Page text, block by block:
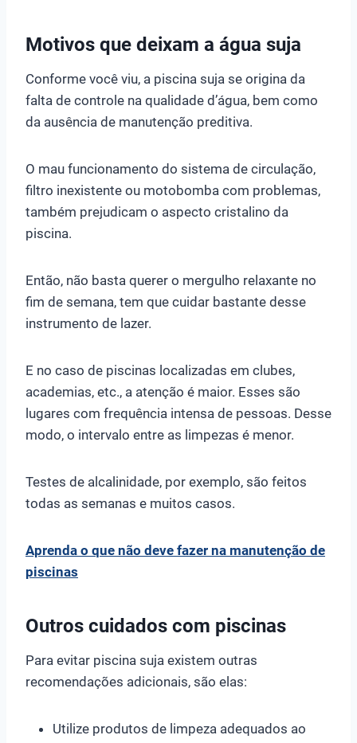
Motivos que deixam a água suja
Conforme você viu, a piscina suja se origina da
falta de controle na qualidade d’água, bem como
da ausência de manutenção preditiva.
O mau funcionamento do sistema de circulação,
filtro inexistente ou motobomba com problemas,
também prejudicam o aspecto cristalino da
piscina.
Então, não basta querer o mergulho relaxante no
fim de semana, tem que cuidar bastante desse
instrumento de lazer.
E no caso de piscinas localizadas em clubes,
academias, etc., a atenção é maior. Esses são
lugares com frequência intensa de pessoas. Desse
modo, o intervalo entre as limpezas é menor.
Testes de alcalinidade, por exemplo, são feitos
todas as semanas e muitos casos.
Aprenda o que não deve fazer na manutenção de
piscinas
Outros cuidados com piscinas
Para evitar piscina suja existem outras
recomendações adicionais, são elas:
Utilize produtos de limpeza adequados ao